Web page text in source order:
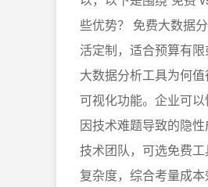
些优势？ 免费大数据
活定制，适合预算有
大数据分析工具为何
可视化功能。企业可
因技术难题导致的隐
技术团队，可选免费
复杂度，综合考量成本